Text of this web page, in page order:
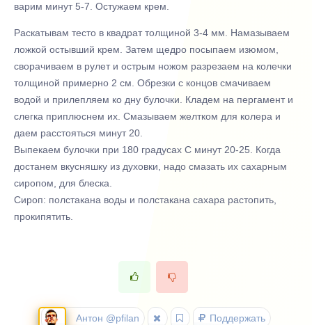
варим минут 5-7. Остужаем крем.
Раскатывам тесто в квадрат толщиной 3-4 мм. Намазываем
ложкой остывший крем. Затем щедро посыпаем изюмом,
сворачиваем в рулет и острым ножом разрезаем на колечки
толщиной примерно 2 см. Обрезки с концов смачиваем
водой и прилепляем ко дну булочки. Кладем на пергамент и
слегка приплюснем их. Смазываем желтком для колера и
даем расстояться минут 20.
Выпекаем булочки при 180 градусах С минут 20-25. Когда
достанем вкусняшку из духовки, надо смазать их сахарным
сиропом, для блеска.
Сироп: полстакана воды и полстакана сахара растопить,
прокипятить.
Антон @pfilan Поддержать